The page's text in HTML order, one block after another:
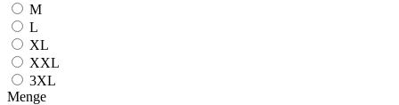
M
L
XL
XXL
3XL
Menge